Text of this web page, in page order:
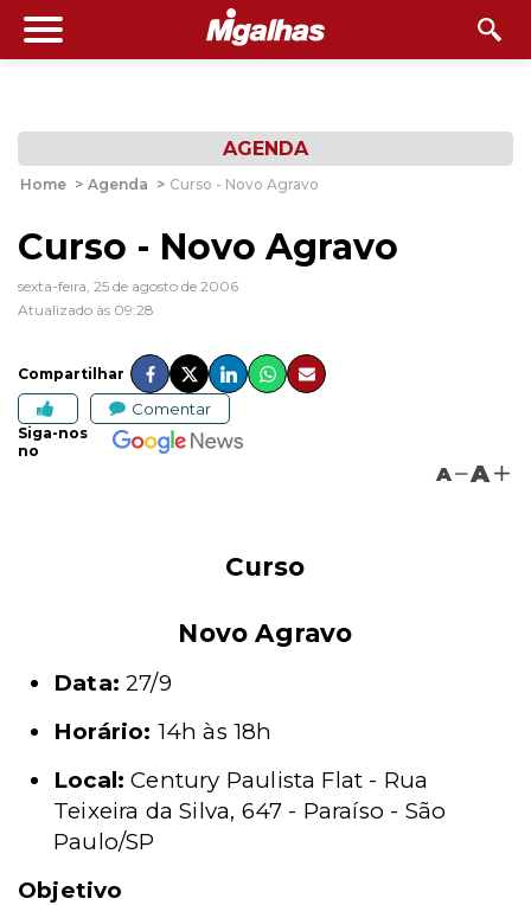
AGENDA
Home > Agenda > Curso - Novo Agravo
Curso - Novo Agravo
sexta-feira, 25 de agosto de 2006
Atualizado às 09:28
Compartilhar
Comentar
Siga-nos
no
A A
Curso
Novo Agravo
Data: 27/9
Horário: 14h às 18h
Local: Century Paulista Flat - Rua
Teixeira da Silva, 647 - Paraíso - São
Paulo/SP
Objetivo